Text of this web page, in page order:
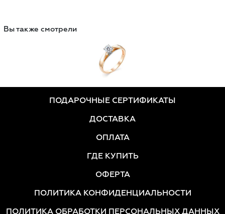
Вы также смотрели
ПОДАРОЧНЫЕ СЕРТИФИКАТЫ
ДОСТАВКА
ОПЛАТА
ГДЕ КУПИТЬ
ОФЕРТА
ПОЛИТИКА КОНФИДЕНЦИАЛЬНОСТИ
ПОЛИТИКА ОБРАБОТКИ ПЕРСОНАЛЬНЫХ ДАННЫХ